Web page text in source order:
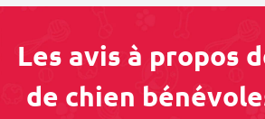
Les avis à propos
de chien